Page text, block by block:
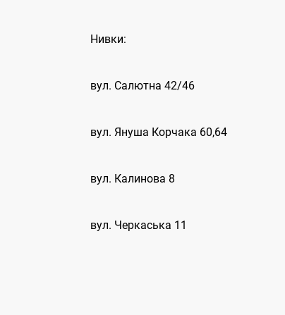
Нивки:
вул. Салютна 42/46
вул. Януша Корчака 60,64
вул. Калинова 8
вул. Черкаська 11